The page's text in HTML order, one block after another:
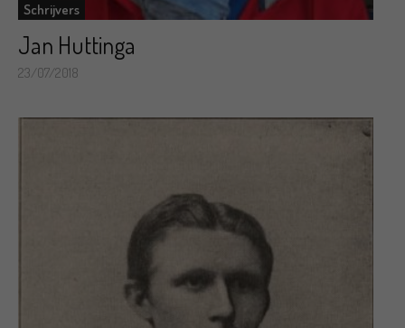
Schrijvers
Jan Huttinga
23/07/2018